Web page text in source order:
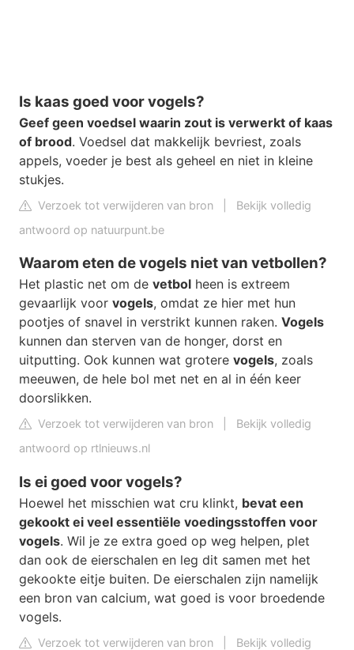
Is kaas goed voor vogels?
Geef geen voedsel waarin zout is verwerkt of kaas
of brood. Voedsel dat makkelijk bevriest, zoals
appels, voeder je best als geheel en niet in kleine
stukjes.
Verzoek tot verwijderen van bron
Bekijk volledig
antwoord op natuurpunt.be
Waarom eten de vogels niet van vetbollen?
Het plastic net om de vetbol heen is extreem
gevaarlijk voor vogels, omdat ze hier met hun
pootjes of snavel in verstrikt kunnen raken. Vogels
kunnen dan sterven van de honger, dorst en
uitputting. Ook kunnen wat grotere vogels, zoals
meeuwen, de hele bol met net en al in één keer
doorslikken.
Verzoek tot verwijderen van bron
Bekijk volledig
antwoord op rtlnieuws.nl
Is ei goed voor vogels?
Hoewel het misschien wat cru klinkt, bevat een
gekookt ei veel essentiële voedingsstoffen voor
vogels. Wil je ze extra goed op weg helpen, plet
dan ook de eierschalen en leg dit samen met het
gekookte eitje buiten. De eierschalen zijn namelijk
een bron van calcium, wat goed is voor broedende
vogels.
Verzoek tot verwijderen van bron
Bekijk volledig